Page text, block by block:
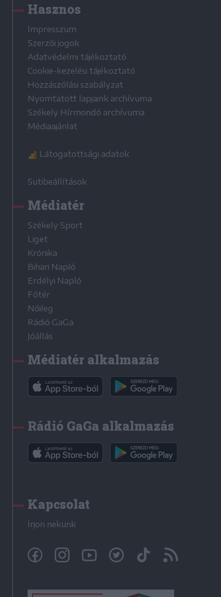
Hasznos
Impresszum
Szerzői jogok
Adatvédelmi tájékoztató
Cookie-kezelési tájékoztató
Hozzászólási szabályzat
Nyomtatott lapjaink archívuma
Székely Hírmondó archívuma
Médiaajánlat
Látogatottsági adatok
Sütibeállítások
Médiatér
Székely Sport
Liget
Krónika
Bihari Napló
Erdélyi Napló
Főtér
Nőileg
Rádió GaGa
Jóállás
Médiatér alkalmazás
Rádió GaGa alkalmazás
Kapcsolat
Írjon nekünk